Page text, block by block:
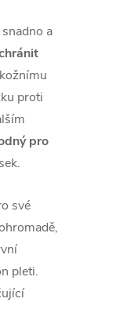
a
proti
pro
své
pleti.